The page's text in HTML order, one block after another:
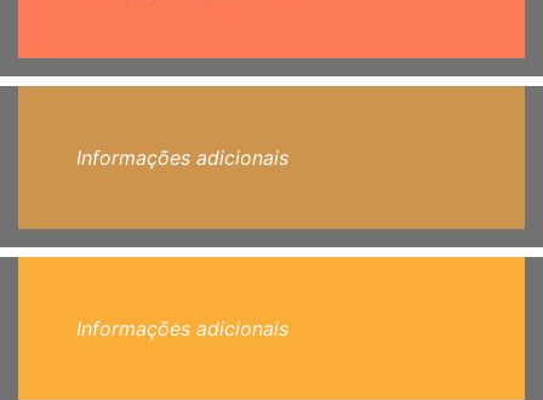
Informações adicionais
Informações adicionais